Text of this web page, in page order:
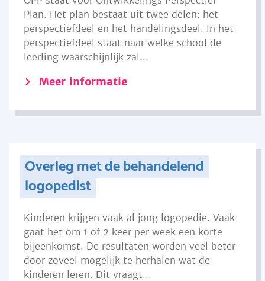
Plan. Het plan bestaat uit twee delen: het
perspectiefdeel en het handelingsdeel. In het
perspectiefdeel staat naar welke school de
leerling waarschijnlijk zal...
Meer informatie
Overleg met de behandelend
logopedist
Kinderen krijgen vaak al jong logopedie. Vaak
gaat het om 1 of 2 keer per week een korte
bijeenkomst. De resultaten worden veel beter
door zoveel mogelijk te herhalen wat de
kinderen leren. Dit vraagt...